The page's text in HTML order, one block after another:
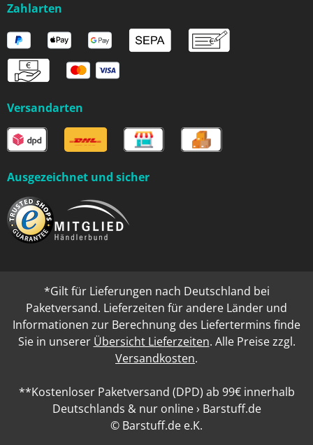
Zahlarten
Versandarten
Ausgezeichnet und sicher
*Gilt für Lieferungen nach Deutschland bei
Paketversand. Lieferzeiten für andere Länder und
Informationen zur Berechnung des Liefertermins finde
Sie in unserer Übersicht Lieferzeiten. Alle Preise zzgl.
Versandkosten.
**Kostenloser Paketversand (DPD) ab 99€ innerhalb
Deutschlands & nur online › Barstuff.de
© Barstuff.de e.K.